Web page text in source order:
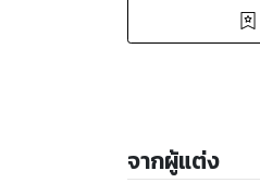
จากผู้แต่ง